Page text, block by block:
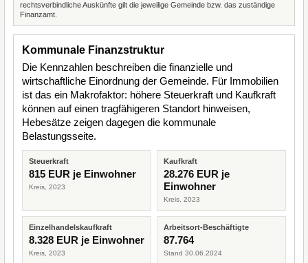
rechtsverbindliche Auskünfte gilt die jeweilige Gemeinde bzw. das zuständige
Finanzamt.
Kommunale Finanzstruktur
Die Kennzahlen beschreiben die finanzielle und
wirtschaftliche Einordnung der Gemeinde. Für Immobilien
ist das ein Makrofaktor: höhere Steuerkraft und Kaufkraft
können auf einen tragfähigeren Standort hinweisen,
Hebesätze zeigen dagegen die kommunale
Belastungsseite.
Steuerkraft
815 EUR je Einwohner
Kreis, 2023
Kaufkraft
28.276 EUR je
Einwohner
Kreis, 2023
Einzelhandelskaufkraft
8.328 EUR je Einwohner
Kreis, 2023
Arbeitsort-Beschäftigte
87.764
Stand 30.06.2024